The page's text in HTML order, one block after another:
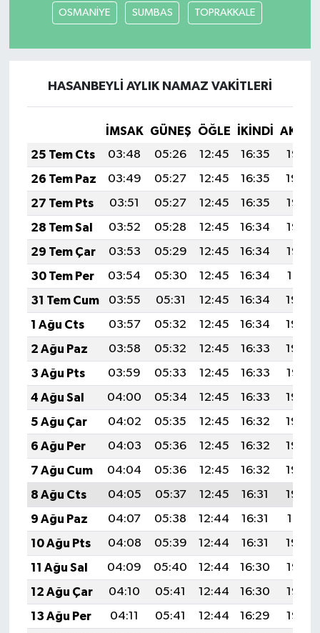
OSMANİYE SUMBAS TOPRAKKALE
HASANBEYLİ AYLIK NAMAZ VAKITLERI
İMSAK GÜNEŞ ÖĞLE İKINDI
25 Tem Cts
03:48 05:26 12:45 16:35
19:55
26 Tem Paz
03:49 05:27 12:45 16:35
19:54
27 Tem Pts
03:51 05:27 12:45 16:35
19:53
28 Tem Sal
03:52 05:28 12:45 16:34
19:53
29 Tem Çar
03:53 05:29 12:45 16:34
19:52
30 Tem Per
03:54 05:30 12:45 16:34
19:51
31 Tem Cum
03:55 05:31 12:45 16:34
19:50
1 Ağu Cts
03:57 05:32 12:45 16:34
19:49
2 Ağu Paz
03:58 05:32 12:45 16:33
19:48
3 Ağu Pts
03:59 05:33 12:45 16:33
19:47
4 Ağu Sal
04:00 05:34 12:45 16:33
19:46
5 Ağu Çar
04:02 05:35 12:45 16:32
19:45
6 Ağu Per
04:03 05:36 12:45 16:32
19:44
7 Ağu Cum
04:04 05:36 12:45 16:32
19:43
8 Ağu Cts
04:05 05:37 12:45 16:31
19:42
9 Ağu Paz
04:07 05:38 12:44 16:31
19:41
10 Ağu Pts
04:08 05:39 12:44 16:31
19:40
11 Ağu Sal
04:09 05:40 12:44 16:30
19:38
12 Ağu Çar
04:10 05:41 12:44 16:30
19:37
13 Ağu Per
04:11 05:41 12:44 16:29
19:36